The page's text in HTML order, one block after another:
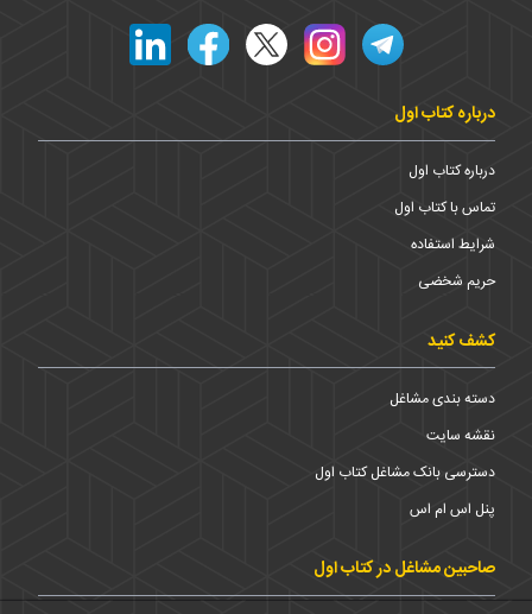
درباره کتاب اول
درباره کتاب اول
تماس با کتاب اول
شرایط استفاده
حریم شخضی
کشف کنید
دسته بندی مشاغل
نقشه سایت
دسترسی بانک مشاغل کتاب اول
پنل اس ام اس
صاحبین مشاغل در کتاب اول